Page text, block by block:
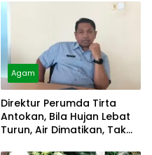
Agam
Direktur Perumda Tirta
Antokan, Bila Hujan Lebat
Turun, Air Dimatikan, Tak